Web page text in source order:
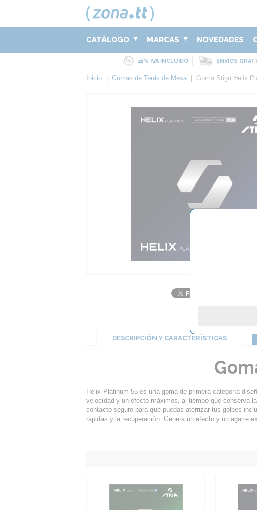
CATÁLOGO MARCAS NOVEDADES
21% IVA INCLUIDO ENVÍOS
Inicio Gomas de Tenis de Mesa Goma Stiga Helix
DESCRIPCIÓN Y CARACTERÍSTICAS
Helix Platinum 55 es una goma de primera categoría
velocidad y un efecto máximos, al tiempo que conserva
contacto seguro para que puedas aterrizar tus golpes
rápidas y la recuperación. Genera un efecto y un agarre